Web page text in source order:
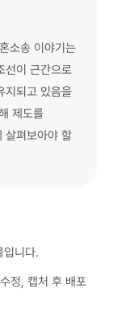
소송 이야기는
선이 근간으로
지되고 있음을
제도를
살펴보아야 할
입니다.
정, 캡처 후 배포